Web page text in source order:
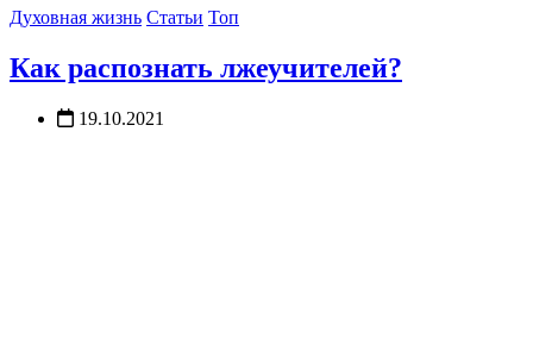
Духовная жизнь Статьи Топ
Как распознать лжеучителей?
19.10.2021